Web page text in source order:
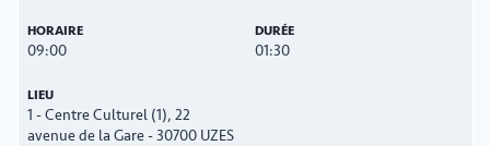
09:00 01:30
1 - Centre Culturel (1), 22
avenue de la Gare - 30700 UZES